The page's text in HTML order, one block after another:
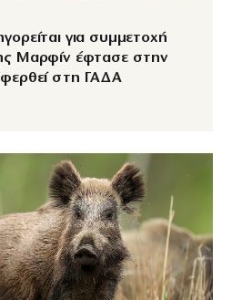
για συμμετοχή
Μαρφίν έφτασε στην
στη ΓΑΔΑ